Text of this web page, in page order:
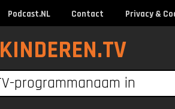
Podcast.NL Contact Privacy &
KINDEREN.TV